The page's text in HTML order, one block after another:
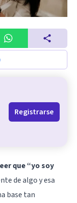
Registrarse
que “yo soy
de algo y esa
base tan